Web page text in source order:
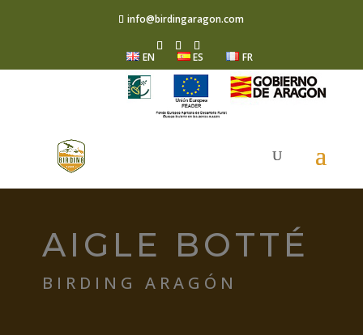
info@birdingaragon.com
EN ES FR
AIGLE BOTTÉ
BIRDING ARAGÓN